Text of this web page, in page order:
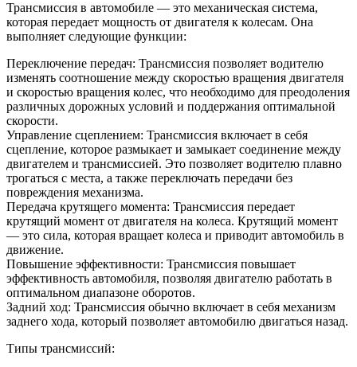
Трансмиссия в автомобиле — это механическая система,
которая передает мощность от двигателя к колесам. Она
выполняет следующие функции:
Переключение передач: Трансмиссия позволяет водителю
изменять соотношение между скоростью вращения двигателя
и скоростью вращения колес, что необходимо для преодоления
различных дорожных условий и поддержания оптимальной
скорости.
Управление сцеплением: Трансмиссия включает в себя
сцепление, которое размыкает и замыкает соединение между
двигателем и трансмиссией. Это позволяет водителю плавно
трогаться с места, а также переключать передачи без
повреждения механизма.
Передача крутящего момента: Трансмиссия передает
крутящий момент от двигателя на колеса. Крутящий момент
— это сила, которая вращает колеса и приводит автомобиль в
движение.
Повышение эффективности: Трансмиссия повышает
эффективность автомобиля, позволяя двигателю работать в
оптимальном диапазоне оборотов.
Задний ход: Трансмиссия обычно включает в себя механизм
заднего хода, который позволяет автомобилю двигаться назад.
Типы трансмиссий: